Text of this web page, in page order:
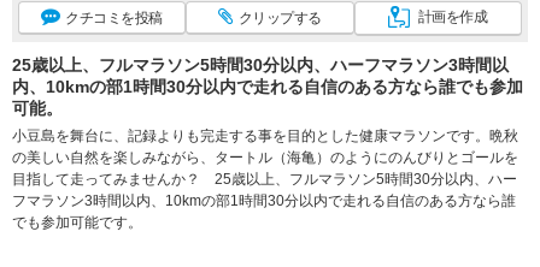
クチコミ を投稿 クリップする 計画を作成
25歳以上、フルマラソン5時間30分以内、ハーフマラソン3時間以
内、10kmの部1時間30分以内で走れる自信のある方なら誰でも参加
可能。
小豆島を舞台に、記録よりも完走する事を目的とした健康マラソンです。晩秋
の美しい自然を楽しみながら、タートル（海亀）のようにのんびりとゴールを
目指して走ってみませんか？ 25歳以上、フルマラソン5時間30分以内、ハー
フマラソン3時間以内、10kmの部1時間30分以内で走れる自信のある方なら誰
でも参加可能です。